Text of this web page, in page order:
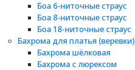
Боа 6-ниточные страус
Боа 8-ниточные страус
Боа 18-ниточные страус
Бахрома для платья (веревки)
Бахрома шёлковая
Бахрома с люрексом